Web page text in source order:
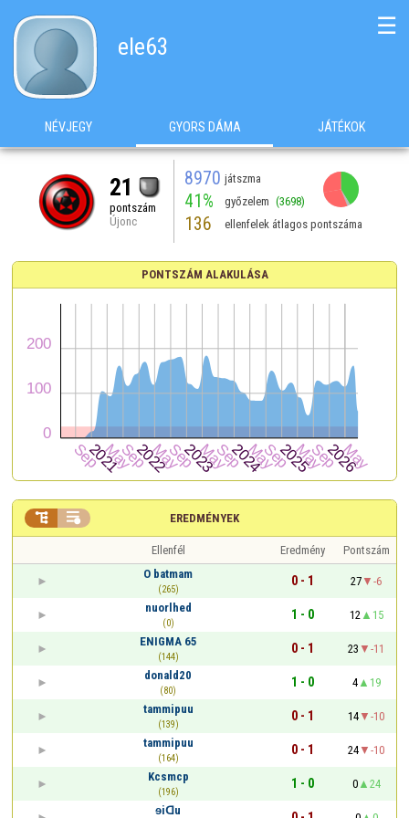
ele63
☰
NÉVJEGY GYORS DÁMA JÁTÉKOK
21
pontszám
Újonc
8970 játszma
41% győzelem (3698)
136 ellenfelek átlagos pontszáma
PONTSZÁM ALAKULÁSA
EREDMÉNYEK
 
Ellenfél Eredmény
Pontszám
O batmam
(265)
0 - 1 27
-6
nuorlhed
(0)
1 - 0 12
15
ENIGMA 65
(144)
0 - 1 23
-11
donald20
(80)
1 - 0 4
19
tammipuu
(139)
0 - 1 14
-10
tammipuu
(164)
0 - 1 24
-10
Kcsmcp
(196)
1 - 0 0
24
ɘiᗡu